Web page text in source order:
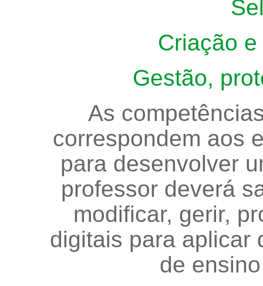
Criação
Gestão,
As
correspondem aos
para desenvolver
professor deverá
modificar, gerir,
digitais para aplicar
de